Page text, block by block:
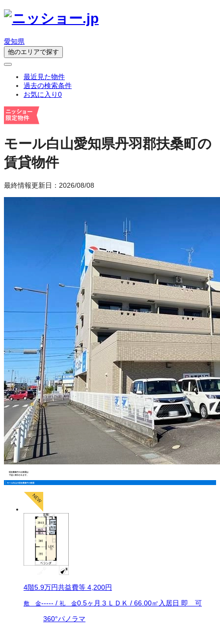
愛知県
他のエリアで探す
最近見た物件
過去の検索条件
お気に入り0
モール白山愛知県丹羽郡扶桑町の
賃貸物件
最終情報更新日：2026/08/08
現在募集中のお部屋は
下記に表示されます。
モール白山の現在募集中の部屋
4階5.9万円共益費等 4,200円
敷 金----- / 礼 金0.5ヶ月 ３ＬＤＫ / 66.00㎡ 入居日 即 可
360°パノラマ